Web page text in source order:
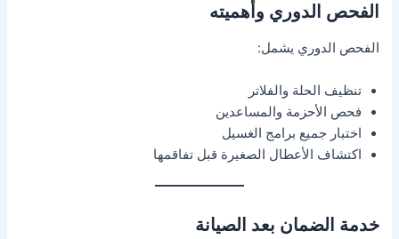
الفحص الدوري وأهميته
الفحص الدوري يشمل:
تنظيف الحلة والفلاتر
فحص الأحزمة والمساعدين
اختبار جميع برامج الغسيل
اكتشاف الأعطال الصغيرة قبل تفاقمها
خدمة الضمان بعد الصيانة